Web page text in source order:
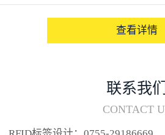
查看详情
联系我们
CONTACT